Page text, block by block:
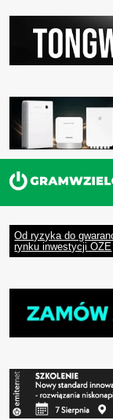
Od ryzyka do
rynku inwestycji OZE